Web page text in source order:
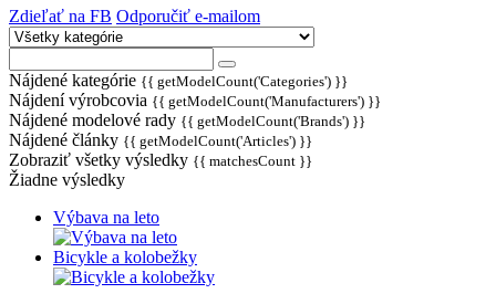
Zdieľať na FB Odporučiť e-mailom
Nájdené kategórie {{ getModelCount('Categories') }}
Nájdení výrobcovia {{ getModelCount('Manufacturers') }}
Nájdené modelové rady {{ getModelCount('Brands') }}
Nájdené články {{ getModelCount('Articles') }}
Zobraziť všetky výsledky {{ matchesCount }}
Žiadne výsledky
Výbava na leto
Bicykle a kolobežky